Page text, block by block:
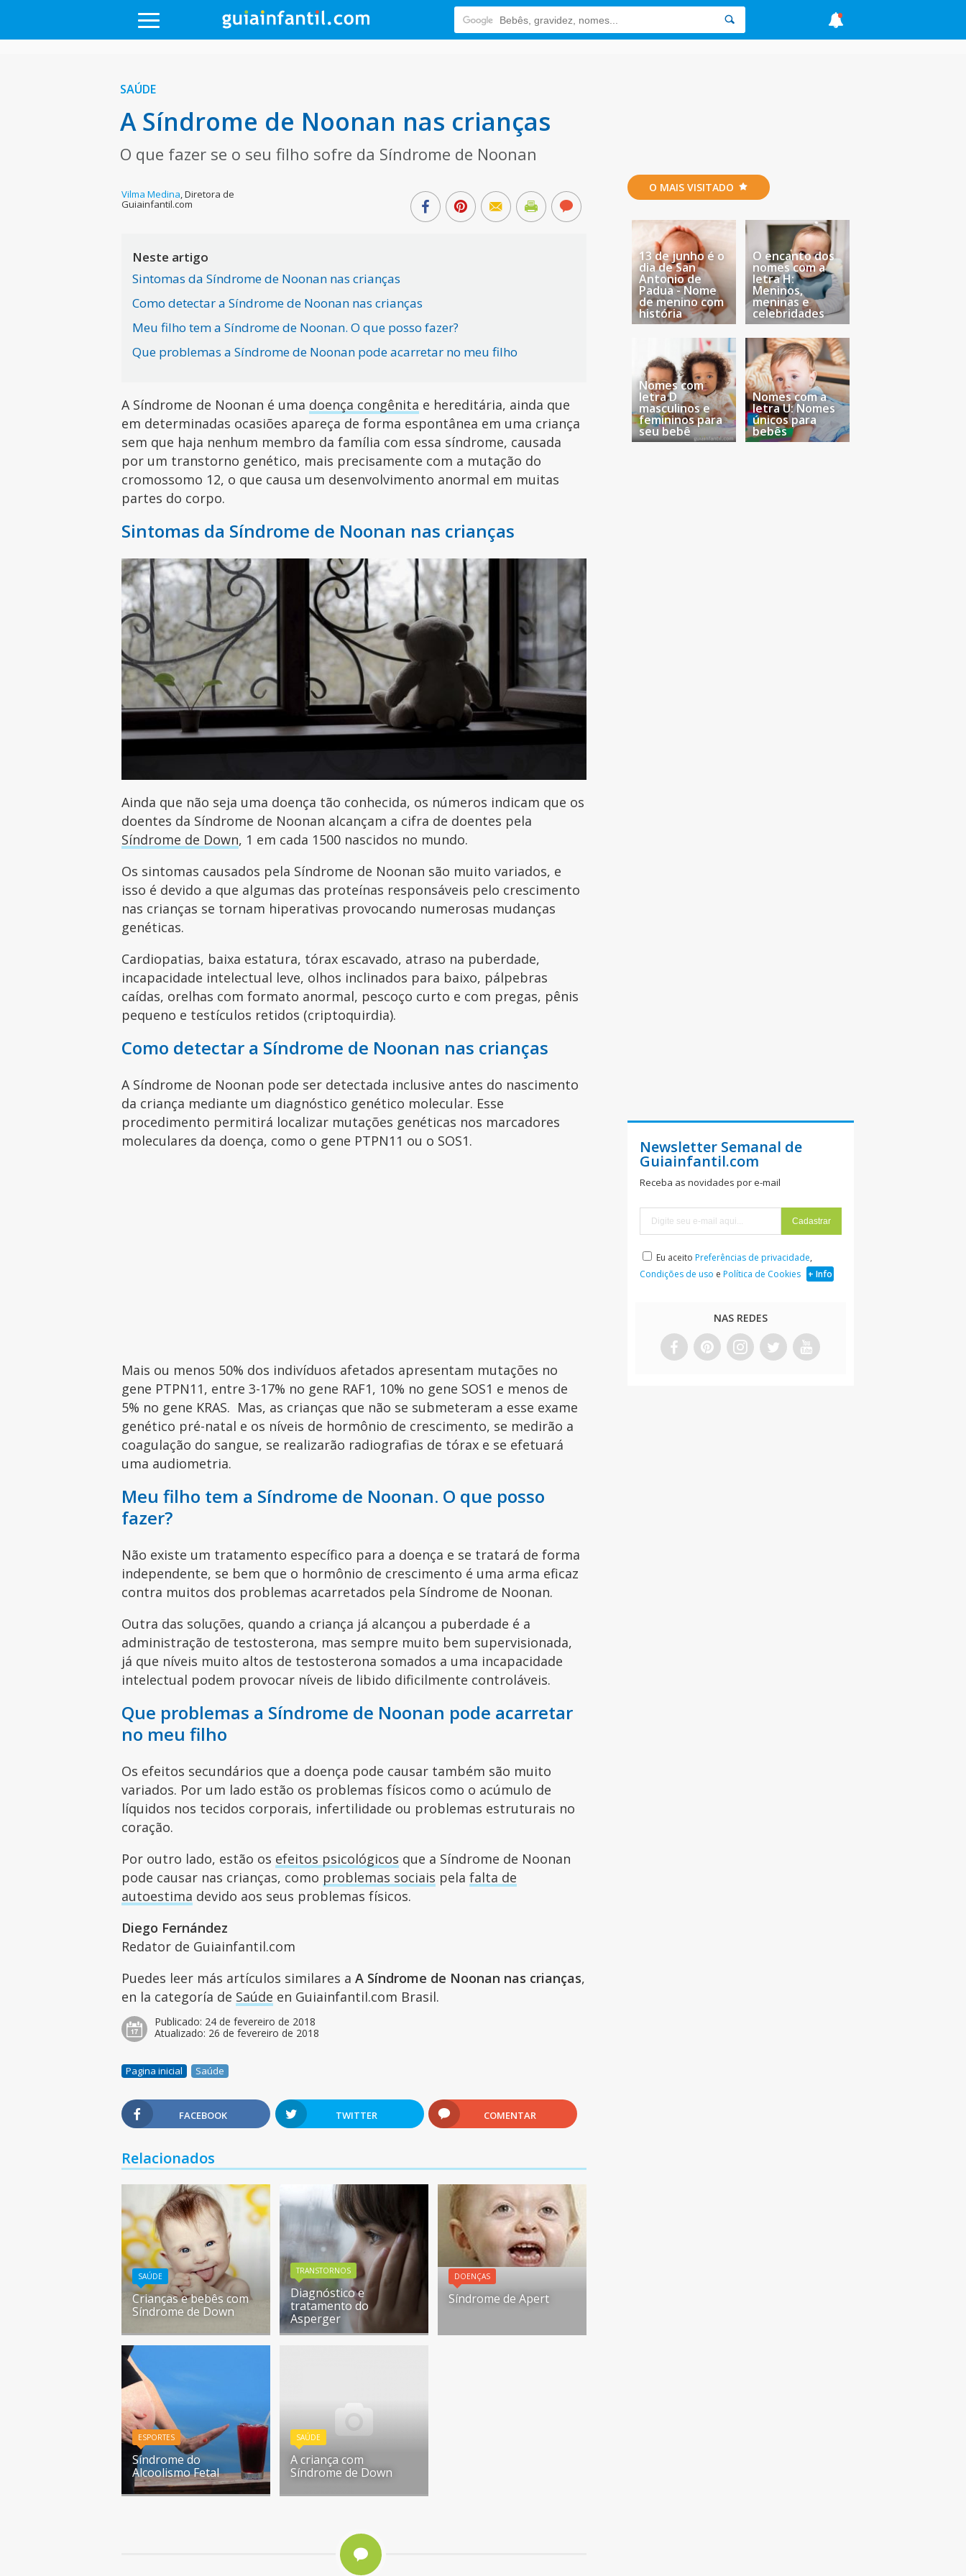
SAÚDE
A Síndrome de Noonan nas crianças
O que fazer se o seu filho sofre da Síndrome de Noonan
Vilma Medina,Diretora de
Guiainfantil.com
Neste artigo
Sintomas da Síndrome de Noonan nas crianças
Como detectar a Síndrome de Noonan nas crianças
Meu filho tem a Síndrome de Noonan. O que posso fazer?
Que problemas a Síndrome de Noonan pode acarretar no meu filho
A Síndrome de Noonan é uma doença congênita e hereditária, ainda que
em determinadas ocasiões apareça de forma espontânea em uma criança
sem que haja nenhum membro da família com essa síndrome, causada
por um transtorno genético, mais precisamente com a mutação do
cromossomo 12, o que causa um desenvolvimento anormal em muitas
partes do corpo.
Sintomas da Síndrome de Noonan nas crianças
Ainda que não seja uma doença tão conhecida, os números indicam que os
doentes da Síndrome de Noonan alcançam a cifra de doentes pela
Síndrome de Down, 1 em cada 1500 nascidos no mundo.
Os sintomas causados pela Síndrome de Noonan são muito variados, e
isso é devido a que algumas das proteínas responsáveis pelo crescimento
nas crianças se tornam hiperativas provocando numerosas mudanças
genéticas.
Cardiopatias, baixa estatura, tórax escavado, atraso na puberdade,
incapacidade intelectual leve, olhos inclinados para baixo, pálpebras
caídas, orelhas com formato anormal, pescoço curto e com pregas, pênis
pequeno e testículos retidos (criptoquirdia).
Como detectar a Síndrome de Noonan nas crianças
A Síndrome de Noonan pode ser detectada inclusive antes do nascimento
da criança mediante um diagnóstico genético molecular. Esse
procedimento permitirá localizar mutações genéticas nos marcadores
moleculares da doença, como o gene PTPN11 ou o SOS1.
Mais ou menos 50% dos indivíduos afetados apresentam mutações no
gene PTPN11, entre 3-17% no gene RAF1, 10% no gene SOS1 e menos de
5% no gene KRAS. Mas, as crianças que não se submeteram a esse exame
genético pré-natal e os níveis de hormônio de crescimento, se medirão a
coagulação do sangue, se realizarão radiografias de tórax e se efetuará
uma audiometria.
Meu filho tem a Síndrome de Noonan. O que posso
fazer?
Não existe um tratamento específico para a doença e se tratará de forma
independente, se bem que o hormônio de crescimento é uma arma eficaz
contra muitos dos problemas acarretados pela Síndrome de Noonan.
Outra das soluções, quando a criança já alcançou a puberdade é a
administração de testosterona, mas sempre muito bem supervisionada,
já que níveis muito altos de testosterona somados a uma incapacidade
intelectual podem provocar níveis de libido dificilmente controláveis.
Que problemas a Síndrome de Noonan pode acarretar
no meu filho
Os efeitos secundários que a doença pode causar também são muito
variados. Por um lado estão os problemas físicos como o acúmulo de
líquidos nos tecidos corporais, infertilidade ou problemas estruturais no
coração.
Por outro lado, estão os efeitos psicológicos que a Síndrome de Noonan
pode causar nas crianças, como problemas sociais pelafalta de
autoestima devido aos seus problemas físicos.
Diego Fernández
Redator de Guiainfantil.com
Puedes leer más artículos similares aA Síndrome de Noonan nas crianças,
en la categoría de Saúde en Guiainfantil.com Brasil.
Publicado: 24 de fevereiro de 2018
Atualizado: 26 de fevereiro de 2018
Pagina inicial Saúde
FACEBOOK TWITTER COMENTAR
Relacionados
SAÚDE
Crianças e bebês com
Síndrome de Down
TRANSTORNOS
Diagnóstico e
tratamento do
Asperger
DOENÇAS
Síndrome de Apert
ESPORTES
Síndrome do
Alcoolismo Fetal
SAÚDE
A criança com
Síndrome de Down
O MAIS VISITADO
13 de junho é o
dia de San
Antonio de
Padua - Nome
de menino com
história
O encanto dos
nomes com a
letra H:
Meninos,
meninas e
celebridades
Nomes com
letra D
masculinos e
femininos para
seu bebê
Nomes com a
letra U: Nomes
únicos para
bebês
Newsletter Semanal de
Guiainfantil.com
Receba as novidades por e-mail
Eu aceito Preferências de privacidade,
Condições de uso e Política de Cookies + Info
NAS REDES